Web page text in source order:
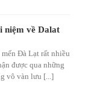
niệm về Dalat
Đà Lạt rất nhiều
được qua những
vô vàn lưu [...]